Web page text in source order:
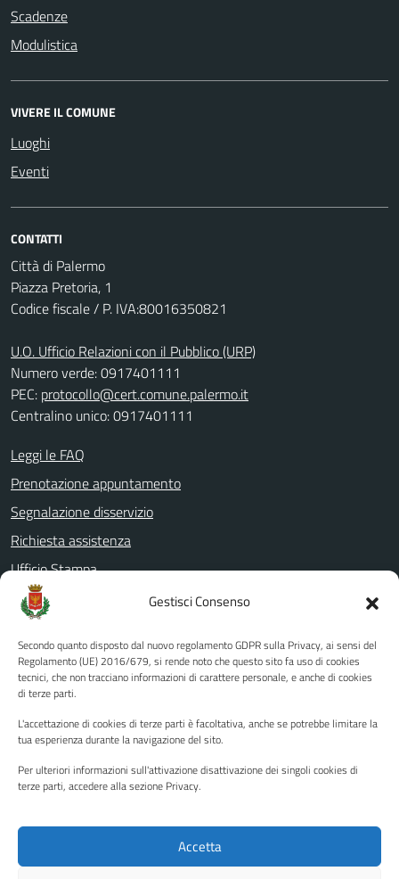
Gestisci Consenso
Secondo quanto disposto dal nuovo regolamento GDPR sulla Privacy, ai sensi del
Regolamento (UE) 2016/679, si rende noto che questo sito fa uso di cookies
tecnici, che non tracciano informazioni di carattere personale, e anche di cookies
di terze parti.
L'accettazione di cookies di terze parti è facoltativa, anche se potrebbe limitare la
tua esperienza durante la navigazione del sito.
Per ulteriori informazioni sull'attivazione disattivazione dei singoli cookies di
terze parti, accedere alla sezione Privacy.
Accetta
Scadenze
Modulistica
VIVERE IL COMUNE
Luoghi
Eventi
CONTATTI
Città di Palermo
Piazza Pretoria, 1
Codice fiscale / P. IVA:80016350821
U.O. Ufficio Relazioni con il Pubblico (URP)
Numero verde: 0917401111
PEC: protocollo@cert.comune.palermo.it
Centralino unico: 0917401111
Leggi le FAQ
Prenotazione appuntamento
Segnalazione disservizio
Richiesta assistenza
Ufficio Stampa
Amministrazione Trasparente
Albo pretorio
Informativa privacy
Note legali
Piano di miglioramento del sito
Instagram